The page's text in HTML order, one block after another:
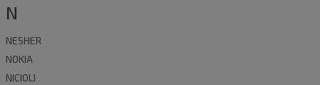
N
NESHER
NOKIA
NICIOLI